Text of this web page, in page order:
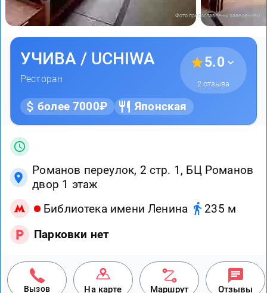
Фото предоставлены заведением
УЧИВА / UCHIWA
Ресторан
5.0
2 отзыва
более 7000₽ Японская
Романов переулок, 2 стр. 1, БЦ Романов
двор 1 этаж
Библиотека имени Ленина
235 м
Парковки нет
Вызов На карте Маршрут Отзывы